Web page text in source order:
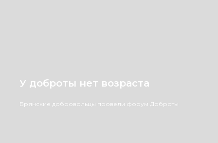
У доброты нет возраста
Брянские добровольцы провели форум Доброты